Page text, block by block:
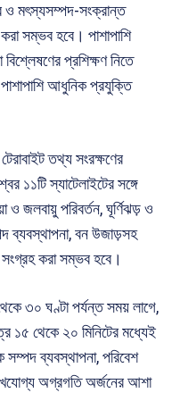
ও মৎস্যসম্পদ-সংক্রান্ত
সম্ভব হবে। পাশাপাশি
বিশ্লেষণের প্রশিক্ষণ নিতে
আধুনিক প্রযুক্তি
তথ্য সংরক্ষণের
১১টি স্যাটেলাইটের সঙ্গে
জলবায়ু পরিবর্তন, ঘূর্ণিঝড় ও
ব্যবস্থাপনা, বন উজাড়সহ
করা সম্ভব হবে।
৩০ ঘণ্টা পর্যন্ত সময় লাগে,
১৫ থেকে ২০ মিনিটের মধ্যেই
ব্যবস্থাপনা, পরিবেশ
অগ্রগতি অর্জনের আশা